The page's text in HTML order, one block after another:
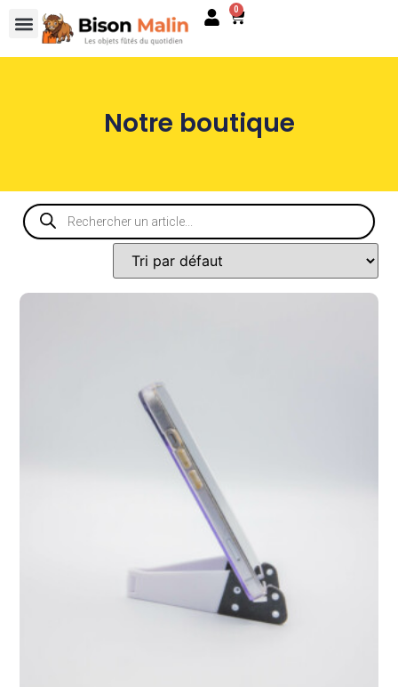
0
Notre boutique